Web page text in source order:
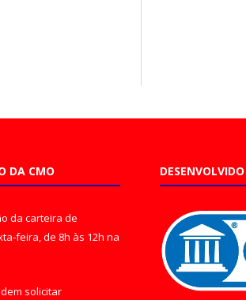
DA CMO
da carteira de
feira, de 8h às 12h na
solicitar